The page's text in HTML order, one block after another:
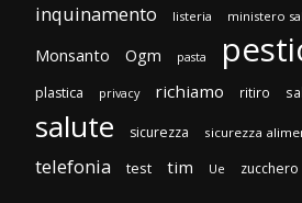
inquinamento listeria ministero
Monsanto Ogm pasta
plastica privacy richiamo ritiro
salute sicurezza sicurezza
telefonia test tim Ue zucchero